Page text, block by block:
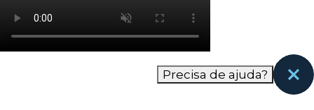
como os visitantes interagem com o site. Esses
cookies ajudam a fornecer informações sobre
as métricas do número de visitantes, taxa de
rejeição, origem do tráfego, etc.
Precisa de ajuda?